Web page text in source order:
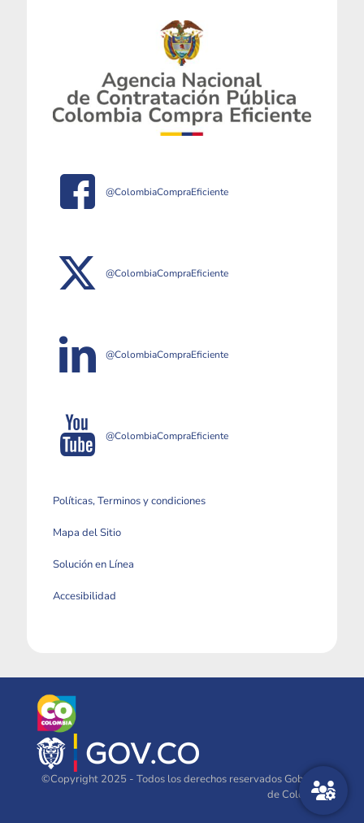
@ColombiaCompraEficiente
@ColombiaCompraEficiente
@ColombiaCompraEficiente
@ColombiaCompraEficiente
Políticas, Terminos y condiciones
Mapa del Sitio
Solución en Línea
Accesibilidad
©Copyright 2025 - Todos los derechos reservados Gobierno
de Colombia